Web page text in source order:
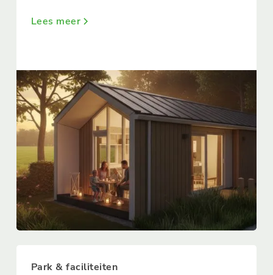
naadloos overlopen in het ruime terras.
Lees meer
Park & faciliteiten